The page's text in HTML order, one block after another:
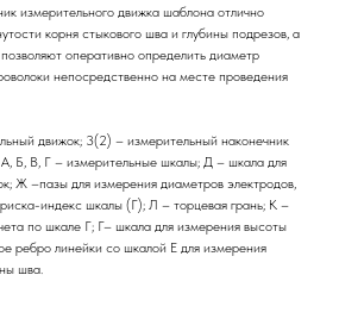
измерительного движка шаблона отлично
корня стыкового шва и глубины подрезов, а
оперативно определить диаметр
непосредственно на месте проведения
движок; 3(2) – измерительный наконечник
Б, В, Г – измерительные шкалы; Д – шкала для
Ж –пазы для измерения диаметров электродов,
индекс шкалы (Г); Л – торцевая грань; К –
по шкале Г; Г– шкала для измерения высоты
ребро линейки со шкалой Е для измерения
шва.